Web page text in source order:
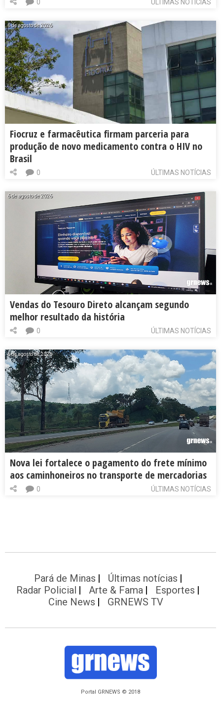
ÚLTIMAS NOTÍCIAS
0
6 de agosto de 2026
Fiocruz e farmacêutica firmam parceria para
produção de novo medicamento contra o HIV no
Brasil
ÚLTIMAS NOTÍCIAS
0
6 de agosto de 2026
Vendas do Tesouro Direto alcançam segundo
melhor resultado da história
ÚLTIMAS NOTÍCIAS
0
6 de agosto de 2026
Nova lei fortalece o pagamento do frete mínimo
aos caminhoneiros no transporte de mercadorias
ÚLTIMAS NOTÍCIAS
0
Pará de Minas
Últimas notícias
Radar Policial
Arte & Fama
Esportes
Cine News
GRNEWS TV
Portal GRNEWS © 2018